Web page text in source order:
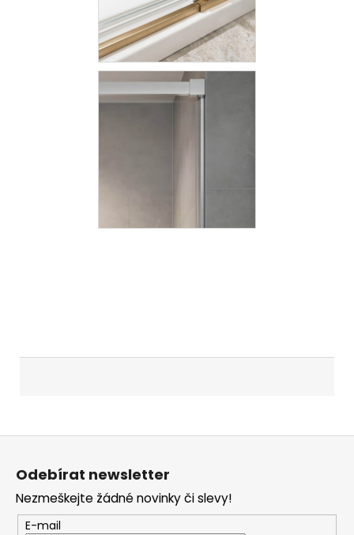
Z
Odebírat newsletter
Nezmeškejte žádné novinky či slevy!
E-mail